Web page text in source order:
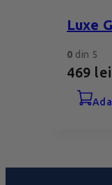
Luxe
0 din 5
469 lei